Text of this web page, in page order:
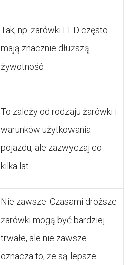
Tak, np. żarówki LED często
mają znacznie dłuższą
żywotność.
To zależy od rodzaju żarówki i
warunków użytkowania
pojazdu, ale zazwyczaj co
kilka lat.
Nie zawsze. Czasami droższe
żarówki mogą być bardziej
trwałe, ale nie zawsze
oznacza to, że są lepsze.